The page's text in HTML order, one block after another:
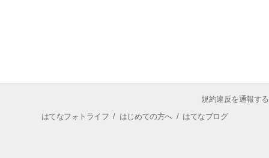
規約違反を通報する
はてなフォトライフ / はじめての方へ/ はてなブログ